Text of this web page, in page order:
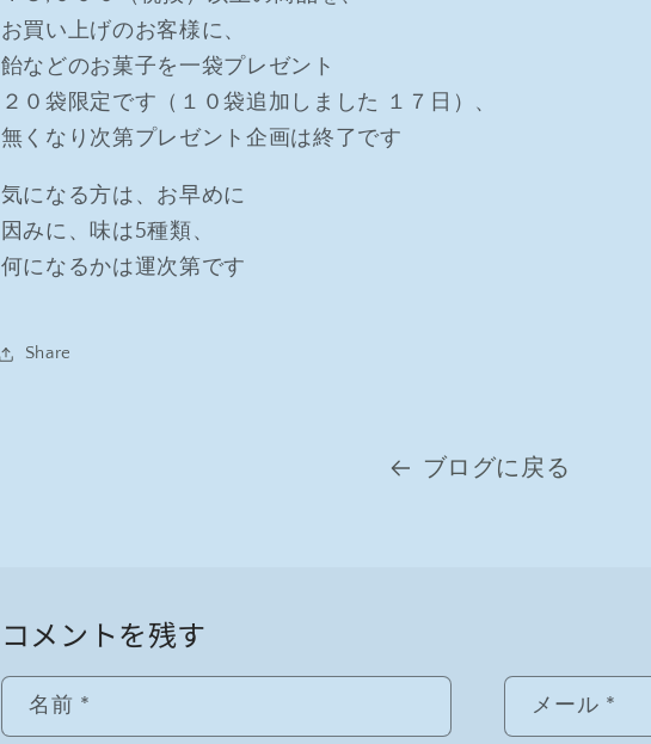
お買い上げのお客様に、
飴などのお菓子を一袋プレゼント
２０袋限定です（１０袋追加しました １７日）、
無くなり次第プレゼント企画は終了です
気になる方は、お早めに
因みに、味は5種類、
何になるかは運次第です
Share
ブログに戻る
コメントを残す
名前 * メール *